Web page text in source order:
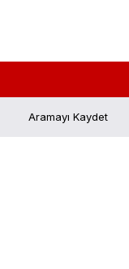
Aramayı Kaydet